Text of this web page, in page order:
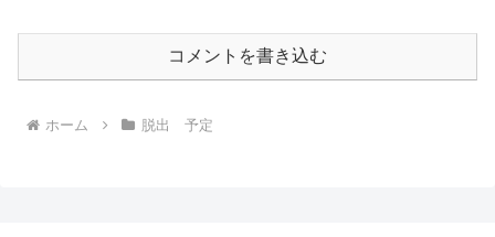
コメントを書き込む
ホーム 脱出 予定